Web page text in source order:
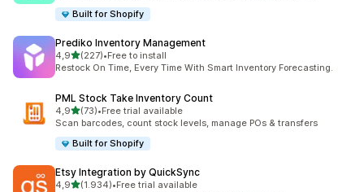
Built for Shopify
Prediko Inventory Management
4,95 yıldız üzerinden
(227)
toplam 227 değerlendirme
•Free to install
Restock On Time, Every Time With Smart Inventory Forecasting.
PML Stock Take Inventory Count
4,95 yıldız üzerinden
(73)
toplam 73 değerlendirme
•Free trial available
Scan barcodes, count stock levels, manage POs & transfers
Built for Shopify
Etsy Integration by QuickSync
4,95 yıldız üzerinden
(1.934)
toplam 1934 değerlendirme
•Free trial available